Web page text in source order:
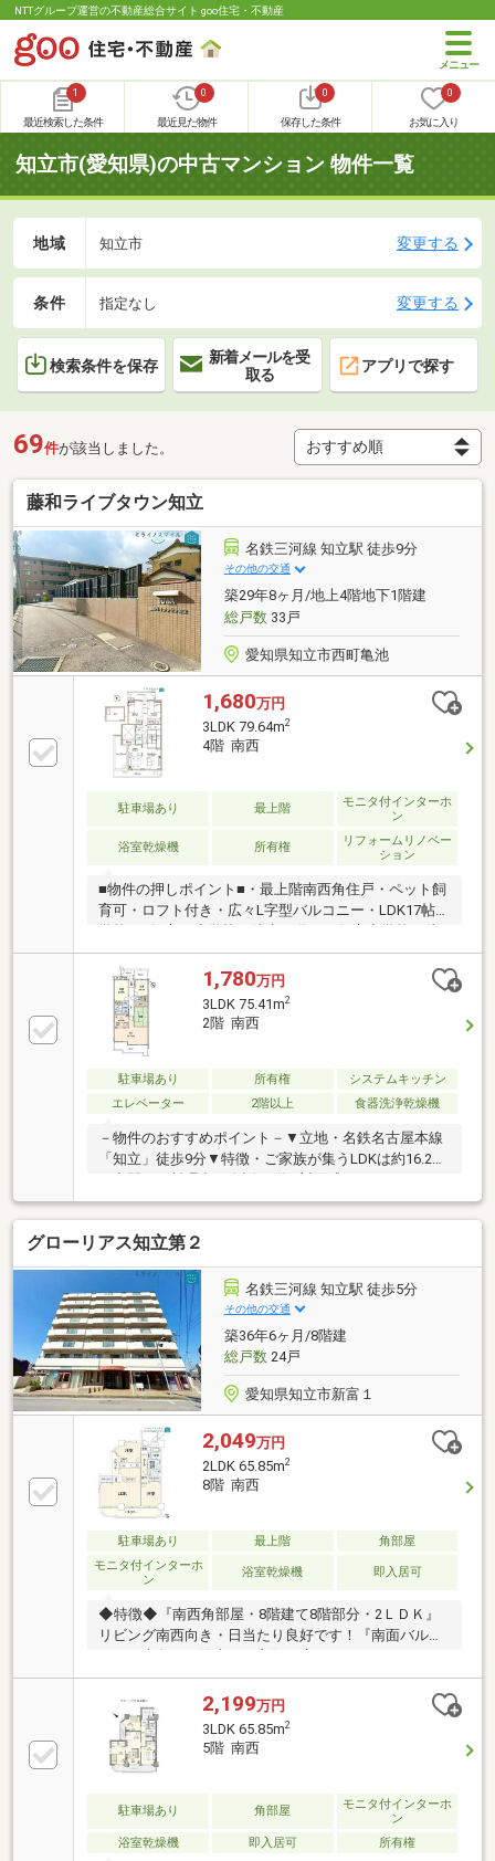
NTTグループ運営の不動産総合サイト goo住宅・不動産
1
最近検索した条件
0
最近見た物件
0
保存した条件
0
お気に入り
知立市(愛知県)の中古マンション 物件一覧
地域 知立市 変更する
条件 指定なし 変更する
検索条件を保存
新着メールを受
取る
アプリで探す
69件が該当しました。
藤和ライブタウン知立
名鉄三河線 知立駅 徒歩9分
その他の交通
築29年8ヶ月/地上4階地下1階建
総戸数33戸
愛知県知立市西町亀池
1,680万円
3LDK 79.64m2
4階 南西
駐車場あり 最上階
モニタ付インターホ
ン
浴室乾燥機 所有権
リフォームリノベー
ション
■物件の押しポイント■・最上階南西角住戸・ペット飼
育可・ロフト付き・広々L字型バルコニー・LDK17帖■
学校■・知立西小学校 徒歩15分！・知立中学校 徒
歩22分！■□■□■□■□■□■□■□■□■＜＜～即日内覧・相
談OK！！～＞＞0565-47-5997までお電話ください♪物
件の詳細やローンのご相談等もお気軽にお問合せ下さ
い！自己資金0円、自営業の方、勤務年数が短い方な
ど資金面の相談も大歓迎です！！未公開物件情報も多
数ご用意しております♪【キッズスペース完備】【駐
車場完備】【シッターさん完備】
■□■□■□■□■□■□■□■□■
1,780万円
3LDK 75.41m2
2階 南西
駐車場あり 所有権
システムキッチン
エレベーター
2階以上 食器洗浄乾燥機
－物件のおすすめポイント－▼立地・名鉄名古屋本線
「知立」徒歩9分▼特徴・ご家族が集うLDKは約16.2帖
の空間・お料理中も会話が弾む対面式キッチン・キッ
チンはカウンター付、配膳や後片付けがスムーズ・LD
隣接の和室は2WAY、客間など多用途に活用可能・各
洋室・和室・廊下に収納スペースを確保・大切なペッ
トと一緒に暮らせます(規約有)▼設備・食器洗乾燥
機・温水洗浄便座▼周辺環境・草刈公園 徒歩6分(約
460m)・スギ薬局宝町店 徒歩9分(約720m)■ ご希望の
住まい探しをお手伝いします ━━━━━・・・物件の
詳細・ご相談はお気軽にお問い合わせください。
グローリアス知立第２
名鉄三河線 知立駅 徒歩5分
その他の交通
築36年6ヶ月/8階建
総戸数24戸
愛知県知立市新富１
2,049万円
2LDK 65.85m2
8階 南西
駐車場あり 最上階
角部屋
モニタ付インターホ
ン
浴室乾燥機 即入居可
◆特徴◆『南西角部屋・8階建て8階部分・2ＬＤＫ』
リビング南西向き・日当たり良好です！『南面バルコ
ニー』南向きで陽当たり良好！広々としたバルコニー
で洗濯物のスペースに困りません！◆設備仕様
◆『2026年8月リフォーム完工』■水回り：キッチン、
トイレ■内装：クッションフロア張替え、網戸貼替
え、室内クリーニング他◆リフォーム相談可◆ご要望
があれば物件引渡し後、ご入居前にリフォーム可能で
シューズボックスもあるため収納スペースには困りま
2,199万円
3LDK 65.85m2
5階 南西
駐車場あり 角部屋
モニタ付インターホ
ン
浴室乾燥機
即入居可 所有権